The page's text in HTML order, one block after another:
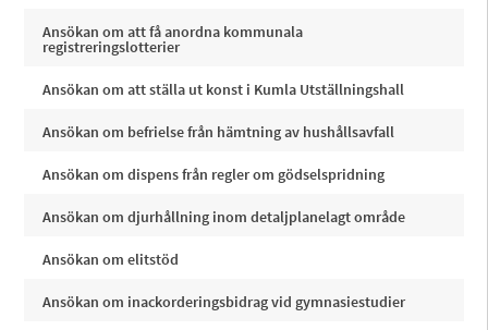
Ansökan om att få anordna kommunala
registreringslotterier
Ansökan om att ställa ut konst i Kumla Utställningshall
Ansökan om befrielse från hämtning av hushållsavfall
Ansökan om dispens från regler om gödselspridning
Ansökan om djurhållning inom detaljplanelagt område
Ansökan om elitstöd
Ansökan om inackorderingsbidrag vid gymnasiestudier